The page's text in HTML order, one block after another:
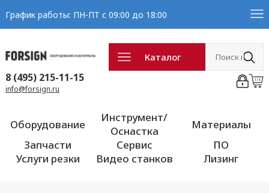
График работы: ПН-ПТ с 09:00 до 18:00
Каталог
8 (495) 215-11-15
info@forsign.ru
Оборудование
Инструмент/
Оснастка
Материалы
Запчасти
Сервис
ПО
Услуги резки
Видео станков Лизинг